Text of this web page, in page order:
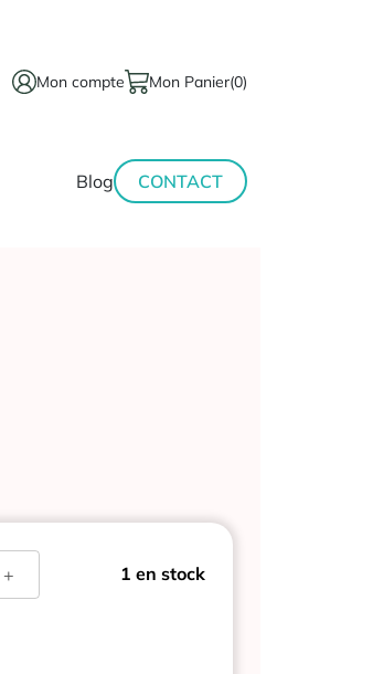
Mon compte Mon Panier(0)
Blog CONTACT
1 en stock
+
de